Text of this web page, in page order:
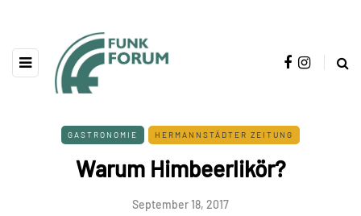
GASTRONOMIE HERMANNSTÄDTER ZEITUNG
Warum Himbeerlikör?
September 18, 2017